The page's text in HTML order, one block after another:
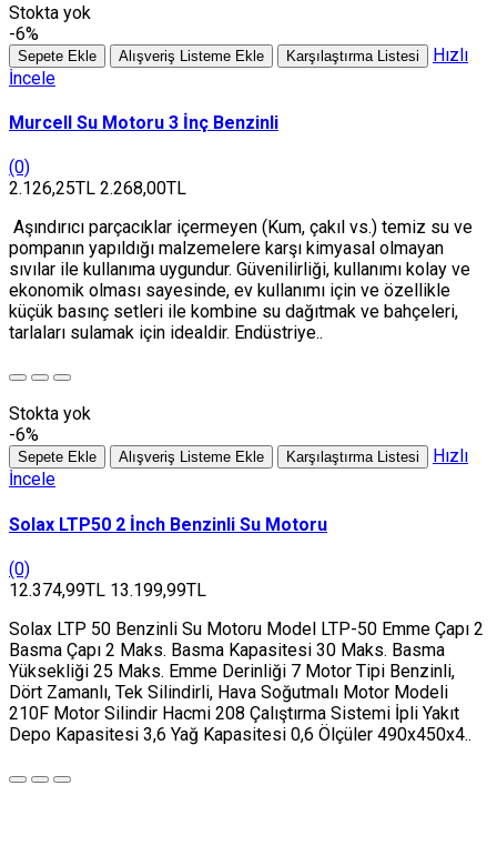
Stokta yok
-6%
Sepete Ekle Alışveriş Listeme Ekle Karşılaştırma Listesi
Hızlı
İncele
Murcell Su Motoru 3 İnç Benzinli
(0)
2.126,25TL 2.268,00TL
Aşındırıcı parçacıklar içermeyen (Kum, çakıl vs.) temiz su ve
pompanın yapıldığı malzemelere karşı kimyasal olmayan
sıvılar ile kullanıma uygundur. Güvenilirliği, kullanımı kolay ve
ekonomik olması sayesinde, ev kullanımı için ve özellikle
küçük basınç setleri ile kombine su dağıtmak ve bahçeleri,
tarlaları sulamak için idealdir. Endüstriye..
Stokta yok
-6%
Sepete Ekle Alışveriş Listeme Ekle Karşılaştırma Listesi
Hızlı
İncele
Solax LTP50 2 İnch Benzinli Su Motoru
(0)
12.374,99TL 13.199,99TL
Solax LTP 50 Benzinli Su Motoru Model LTP-50 Emme Çapı 2
Basma Çapı 2 Maks. Basma Kapasitesi 30 Maks. Basma
Yüksekliği 25 Maks. Emme Derinliği 7 Motor Tipi Benzinli,
Dört Zamanlı, Tek Silindirli, Hava Soğutmalı Motor Modeli
210F Motor Silindir Hacmi 208 Çalıştırma Sistemi İpli Yakıt
Depo Kapasitesi 3,6 Yağ Kapasitesi 0,6 Ölçüler 490x450x4..